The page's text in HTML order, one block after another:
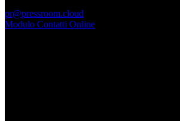
pr@pressroom.cloud
Modulo Contatti Online